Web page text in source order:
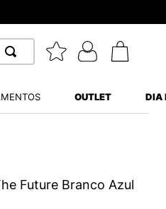
OUTLET DIA
Future Branco Azul